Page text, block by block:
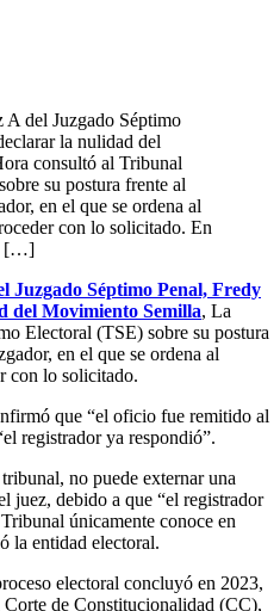
del Juzgado Séptimo
la nulidad del
consultó al Tribunal
su postura frente al
en el que se ordena al
con lo solicitado. En
[…]
Juzgado Séptimo Penal, Fredy
del Movimiento Semilla, La
Electoral (TSE) sobre su postura
en el que se ordena al
con lo solicitado.
que “el oficio fue remitido al
registrador ya respondió”.
no puede externar una
juez, debido a que “el registrador
únicamente conoce en
la entidad electoral.
electoral concluyó en 2023,
de Constitucionalidad (CC),